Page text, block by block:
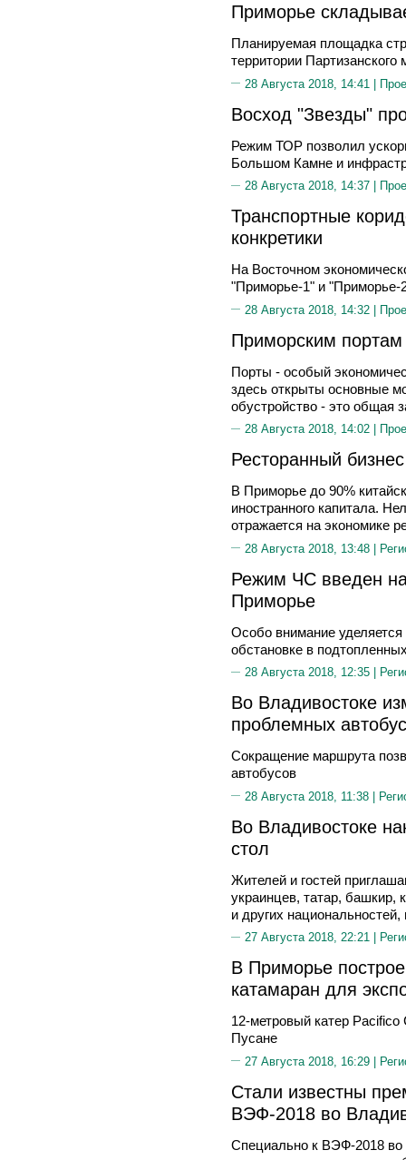
Приморье
Планируемая площадка
территории Партизанского
28 Августа 2018, 14:41 |
Восход "Звезды"
Режим ТОР позволил
Большом Камне и
28 Августа 2018, 14:37 |
Транспортные
конкретики
На Восточном
"Приморье-1" и "Приморье-
28 Августа 2018, 14:32 |
Приморским
Порты - особый
здесь открыты основные
обустройство - это общая
28 Августа 2018, 14:02 |
Ресторанный
В Приморье до 90%
иностранного капитала.
отражается на экономике
28 Августа 2018, 13:48 |
Режим ЧС введен
Приморье
Особо внимание уделяется
обстановке в
28 Августа 2018, 12:35 |
Во Владивостоке
проблемных
Сокращение маршрута
автобусов
28 Августа 2018, 11:38 |
Во Владивостоке
стол
Жителей и гостей
украинцев, татар, башкир,
и других
27 Августа 2018, 22:21 |
В Приморье
катамаран для
12-метровый катер Pacifico
Пусане
27 Августа 2018, 16:29 |
Стали известны
ВЭФ-2018 во
Специально к ВЭФ-2018 во